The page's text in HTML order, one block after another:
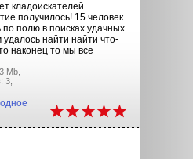
кладоискателей
получилось! 15 человек
полю в поисках удачных
найти найти что-
наконец то мы все
Mb,
3,